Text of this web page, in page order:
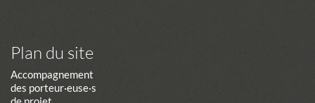
Plan du site
Accompagnement
des porteur·euse·s